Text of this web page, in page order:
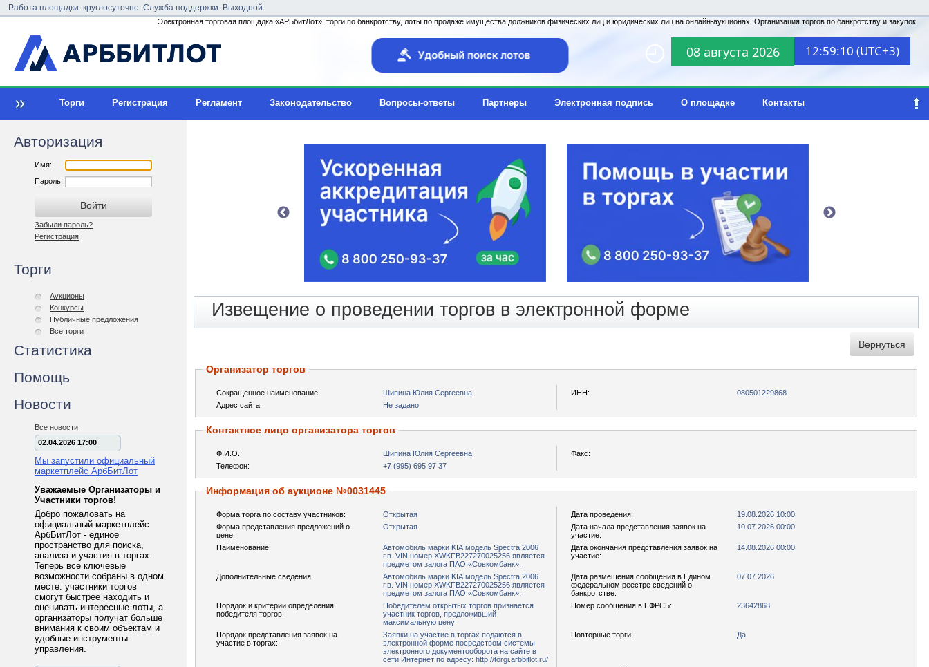
08 августа 2026 12:59:10 (UTC+3)
Работа площадки: круглосуточно. Служба поддержки: Выходной.
Электронная торговая площадка «АРБбитЛот»: торги по банкротству, лоты по продаже имущества должников физических лиц и юридических лиц на онлайн-аукционах. Организация торгов по банкротству и закупок.
Торги Регистрация Регламент Законодательство Вопросы-ответы Партнеры Электронная подпись О площадке Контакты
Авторизация
Имя:
Пароль:
Забыли пароль?
Регистрация
Торги
Аукционы
Конкурсы
Публичные предложения
Все торги
Статистика
Помощь
Новости
Все новости
02.04.2026 17:00
Мы запустили официальный
маркетплейс АрбБитЛот
Уважаемые Организаторы и
Участники торгов!
Добро пожаловать на
официальный маркетплейс
АрбБитЛот - единое
пространство для поиска,
анализа и участия в торгах.
Теперь все ключевые
возможности собраны в одном
месте: участники торгов
смогут быстрее находить и
оценивать интересные лоты, а
организаторы получат больше
внимания к своим объектам и
удобные инструменты
управления.
Извещение о проведении торгов в электронной форме
Организатор торгов
Сокращенное наименование: Шипина Юлия Сергеевна ИНН:
080501229868
Адрес сайта:
Не задано
Контактное лицо организатора торгов
Ф.И.О.: Шипина Юлия Сергеевна
Факс:
Телефон:
+7 (995) 695 97 37
Информация об аукционе №0031445
Форма торга по составу участников: Открытая Дата проведения:
19.08.2026 10:00
Форма представления предложений о
цене:
Открытая
Дата начала представления заявок на
участие:
10.07.2026 00:00
Наименование:
Автомобиль марки KIA модель Spectra 2006
г.в. VIN номер XWKFB227270025256 является
предметом залога ПАО «Совкомбанк».
Дата окончания представления заявок на
участие:
14.08.2026 00:00
Дополнительные сведения:
Автомобиль марки KIA модель Spectra 2006
г.в. VIN номер XWKFB227270025256 является
предметом залога ПАО «Совкомбанк».
Дата размещения сообщения в Едином
федеральном реестре сведений о
банкротстве:
07.07.2026
Порядок и критерии определения
победителя торгов:
Победителем открытых торгов признается
участник торгов, предложивший
максимальную цену
Номер сообщения в ЕФРСБ: 23642868
Порядок представления заявок на
участие в торгах:
Заявки на участие в торгах подаются в
электронной форме посредством системы
электронного документооборота на сайте в
сети Интернет по адресу: http://torgi.arbbitlot.ru/
Повторные торги: Да